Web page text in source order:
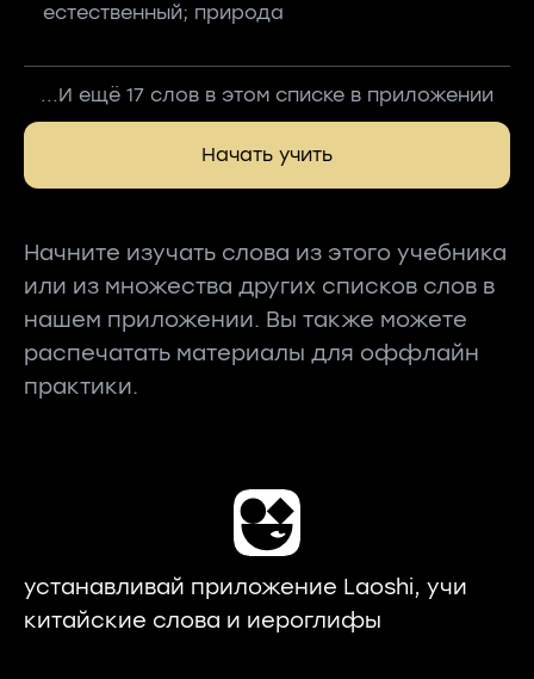
естественный; природа
...И ещё 17 слов в этом списке в приложении
Начать учить
Начните изучать слова из этого учебника
или из множества других списков слов в
нашем приложении. Вы также можете
распечатать материалы для оффлайн
практики.
устанавливай приложение Laoshi, учи
китайские слова и иероглифы